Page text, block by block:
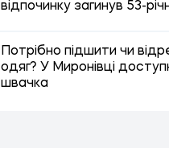
відпочинку загинув 53-
Потрібно підшити чи
одяг? У Миронівці
швачка